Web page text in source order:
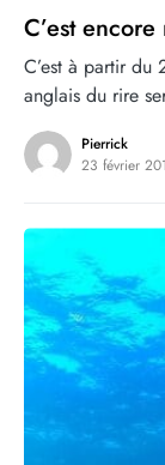
C’est
C’est à partir du
anglais du rire
Pierrick
23 février